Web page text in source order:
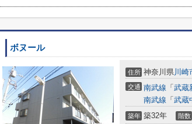
ボヌール
住所 神奈川県川崎
交通 南武線 「 武蔵
南武線 「 武蔵
築年 築32年 階数